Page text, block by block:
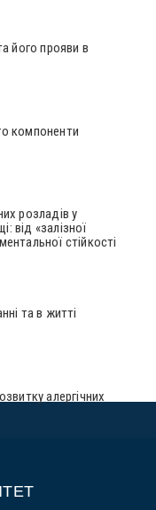
його прояви в
компоненти
розладів у
від «залізної
стійкості
та в житті
алергічних